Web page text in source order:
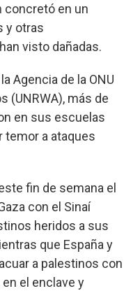
concretó en un
y otras
visto dañadas.
Agencia de la ONU
(UNRWA), más de
en sus escuelas
temor a ataques
fin de semana el
con el Sinaí
heridos a sus
que España y
a palestinos con
el enclave y